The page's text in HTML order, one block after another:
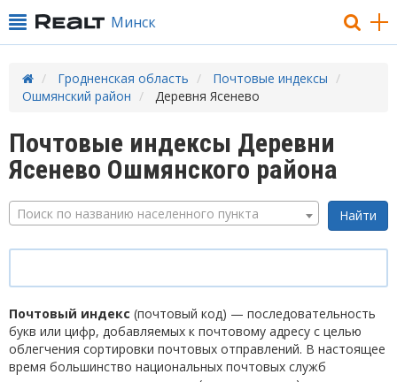
Минск
Гродненская область
Почтовые индексы
Ошмянский район
Деревня Ясенево
Почтовые индексы Деревни
Ясенево Ошмянского района
Поиск по названию населенного пункта
Почтовый индекс (почтовый код) — последовательность
букв или цифр, добавляемых к почтовому адресу с целью
облегчения сортировки почтовых отправлений. В настоящее
время большинство национальных почтовых служб